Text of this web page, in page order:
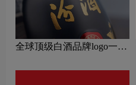
全球顶级白酒品牌logo一